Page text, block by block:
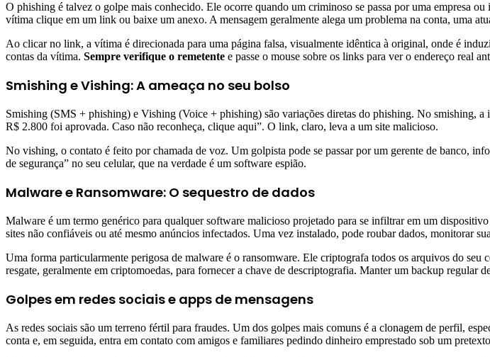
O phishing é talvez o golpe mais conhecido. Ele ocorre quando um criminoso se passa por uma empresa
vítima clique em um link ou baixe um anexo. A mensagem geralmente alega um problema na conta, uma
Ao clicar no link, a vítima é direcionada para uma página falsa, visualmente idêntica à original, onde é
contas da vítima. Sempre verifique o remetente e passe o mouse sobre os links para ver o endereço real
Smishing e Vishing: A ameaça no seu bolso
Smishing (SMS + phishing) e Vishing (Voice + phishing) são variações diretas do phishing. No smishing,
R$ 2.800 foi aprovada. Caso não reconheça, clique aqui”. O link, claro, leva a um site malicioso.
No vishing, o contato é feito por chamada de voz. Um golpista pode se passar por um gerente de banco,
de segurança” no seu celular, que na verdade é um software espião.
Malware e Ransomware: O sequestro de dados
Malware é um termo genérico para qualquer software malicioso projetado para se infiltrar em um
sites não confiáveis ou até mesmo anúncios infectados. Uma vez instalado, pode roubar dados, monitorar
Uma forma particularmente perigosa de malware é o ransomware. Ele criptografa todos os arquivos do
resgate, geralmente em criptomoedas, para fornecer a chave de descriptografia. Manter um backup regular
Golpes em redes sociais e apps de mensagens
As redes sociais são um terreno fértil para fraudes. Um dos golpes mais comuns é a clonagem de perfil,
conta e, em seguida, entra em contato com amigos e familiares pedindo dinheiro emprestado sob um